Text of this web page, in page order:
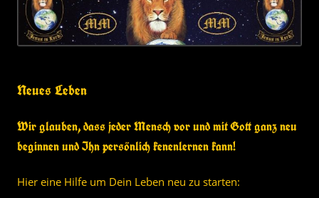
Neues Leben
Wir glauben, dassjederMensch vor und mit Gott ganz neu
beginnen und Ihn persönlich kenenlernen kann!
Hier eine Hilfe um Dein Leben neu zu starten: